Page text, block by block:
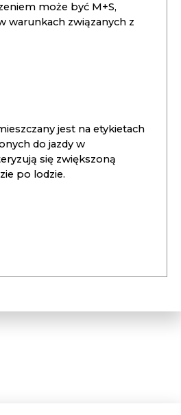
może być M+S,
warunkach związanych z
jest na etykietach
do jazdy w
się zwiększoną
po lodzie.